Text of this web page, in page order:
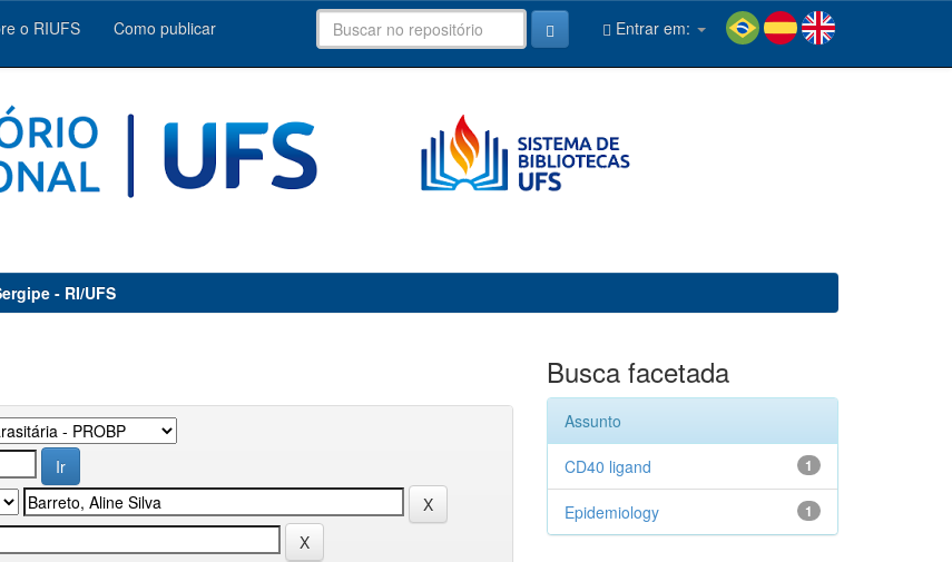
o RIUFS Como publicar Entrar em:
- RI/UFS
Busca facetada
Assunto
1
CD40 ligand
1
Epidemiology